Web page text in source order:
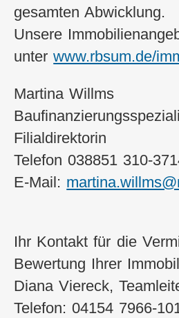
gesamten Abwicklung.
Unsere
unterwww.rbsum.de/
Martina Willms
Filialdirektorin
Telefon 038851 310-
E-Mail:
Ihr Kontakt für die
Bewertung Ihrer
Diana Viereck,
Telefon: 04154 7966-